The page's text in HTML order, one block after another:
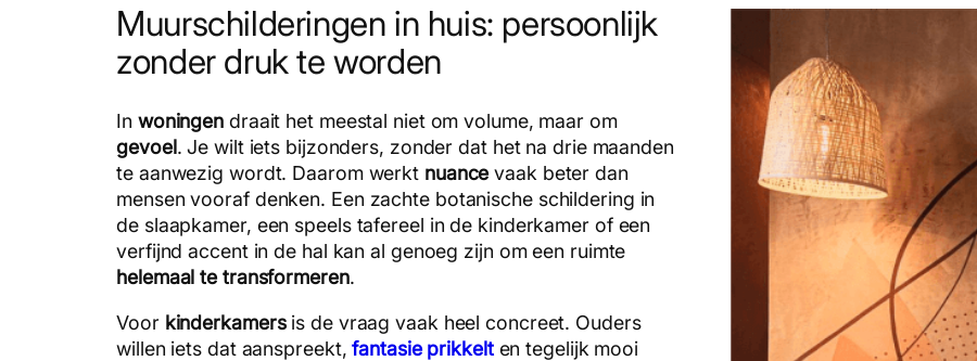
Muurschilderingen in huis: persoonlijk
zonder druk te worden
In woningen draait het meestal niet om volume, maar om
gevoel. Je wilt iets bijzonders, zonder dat het na drie maanden
te aanwezig wordt. Daarom werkt nuancevaak beter dan
mensen vooraf denken. Een zachte botanische schildering in
de slaapkamer, een speels tafereel in de kinderkamer of een
verfijnd accent in de hal kan al genoeg zijn om een ruimte
helemaal te transformeren.
Voor kinderkamersis de vraag vaak heel concreet. Ouders
willen iets dat aanspreekt,fantasie prikkelten tegelijk mooi